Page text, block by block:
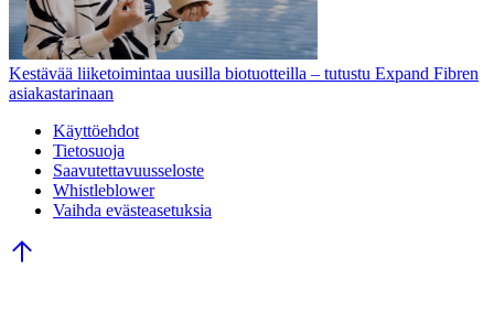
Kestävää liiketoimintaa uusilla biotuotteilla – tutustu Expand Fibren
asiakastarinaan
Käyttöehdot
Tietosuoja
Saavutettavuusseloste
Whistleblower
Vaihda evästeasetuksia